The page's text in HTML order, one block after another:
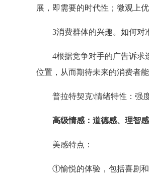
展，即需要的时代性；微观上
3消费群体的兴趣。如何对
4根据竞争对手的广告诉求选
位置，从而期待未来的消费者能
普拉特契克\情绪特性：强
高级情感：道德感、理智
美感特点：
①愉悦的体验，包括喜剧和